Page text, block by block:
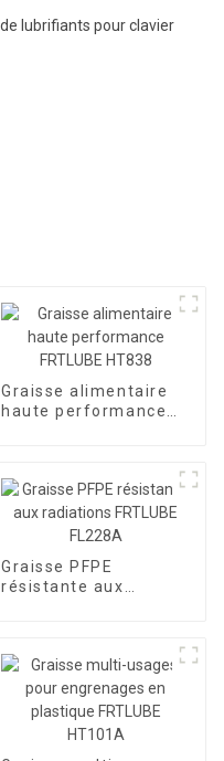
Graisse alimentaire
haute performance
Graisse PFPE
résistante aux